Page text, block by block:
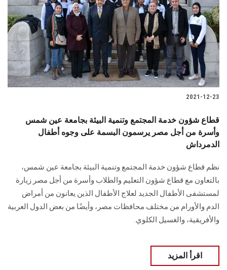
2021-12-23
قطاع شؤون خدمة المجتمع وتنمية البيئة بجامعة عين شمس
وأسرة من أجل مصر يرسمون البسمة على وجوه أطفال
الدمرداش
نظم قطاع شؤون خدمة المجتمع وتنمية البيئة بجامعة عين شمس،
بالتعاون مع قطاع شؤون التعليم والطلاب وأسرة من أجل مصر زيارة
لمستشفى الأطفال الجديد لعلاج الأطفال الذين يعانون من أمراض
الدم والأورام من مختلف محافظات مصر، وأيضًا من بعض الدول العربية
والأفريقية، والغسيل الكلوي.
اقرأ المزيد